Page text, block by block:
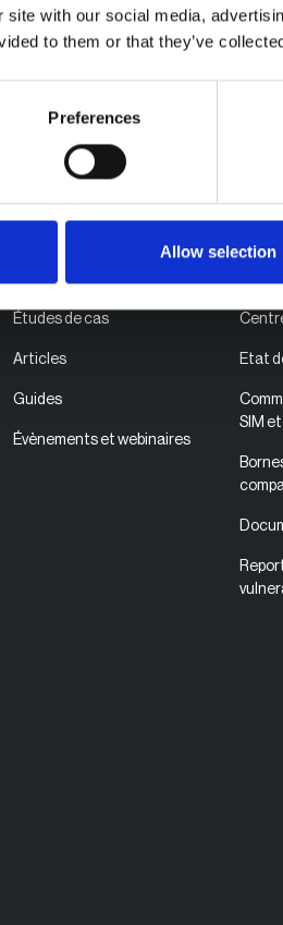
site with our social media,
to them or that they’ve
Preferences
Allow selection
‍Études de cas
Articles
Guides
Évènements et webinaires
Etat
SIM